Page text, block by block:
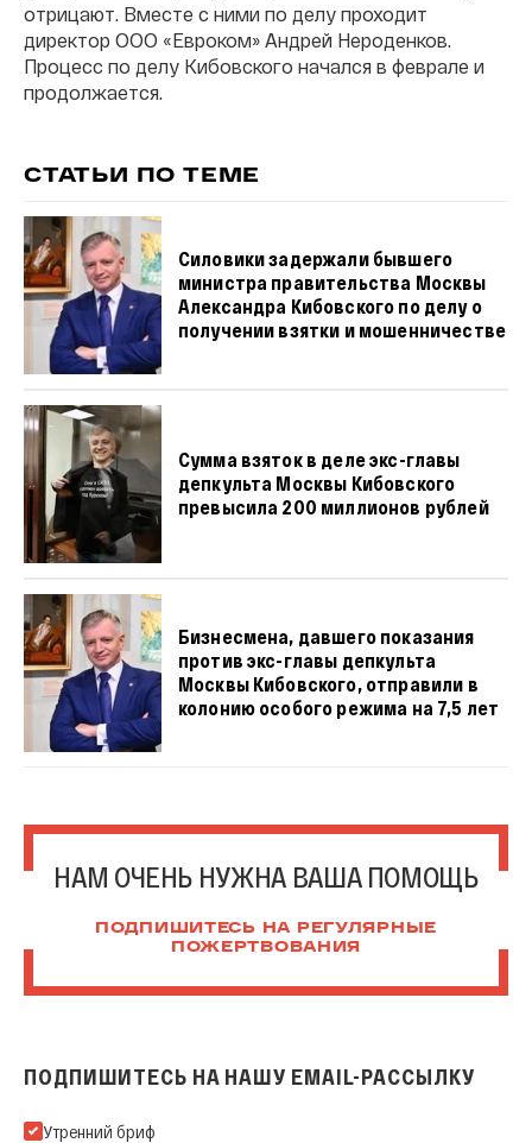
отрицают. Вместе с ними по делу проходит
директор ООО «Евроком» Андрей Нероденков.
Процесс по делу Кибовского начался в феврале и
продолжается.
СТАТЬИ ПО ТЕМЕ
Силовики задержали бывшего
министра правительства Москвы
Александра Кибовского по делу о
получении взятки и мошенничестве
Сумма взяток в деле экс-главы
депкульта Москвы Кибовского
превысила 200 миллионов рублей
Бизнесмена, давшего показания
против экс-главы депкульта
Москвы Кибовского, отправили в
колонию особого режима на 7,5 лет
НАМ ОЧЕНЬ НУЖНА ВАША ПОМОЩЬ
ПОДПИШИТЕСЬ НА РЕГУЛЯРНЫЕ
ПОЖЕРТВОВАНИЯ
ПОДПИШИТЕСЬ НА НАШУ EMAIL-РАССЫЛКУ
Подпишитесь на нашу Email-рассылку
Утренний бриф